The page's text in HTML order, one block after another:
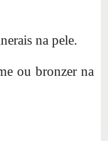
na pele.
ou bronzer na